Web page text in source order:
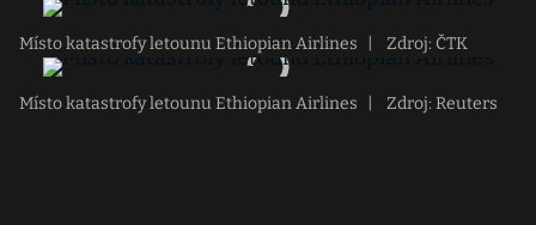
Místo katastrofy letounu Ethiopian Airlines Zdroj: ČTK
Místo katastrofy letounu Ethiopian Airlines Zdroj: Reuters